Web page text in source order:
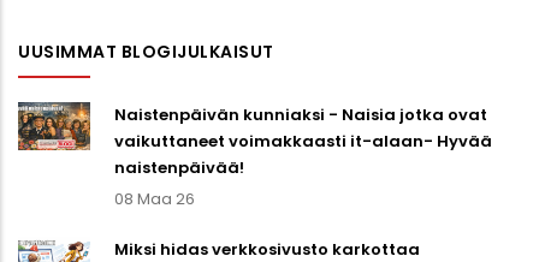
UUSIMMAT BLOGIJULKAISUT
Naistenpäivän kunniaksi - Naisia jotka ovat
vaikuttaneet voimakkaasti it-alaan- Hyvää
naistenpäivää!
08 Maa 26
Miksi hidas verkkosivusto karkottaa